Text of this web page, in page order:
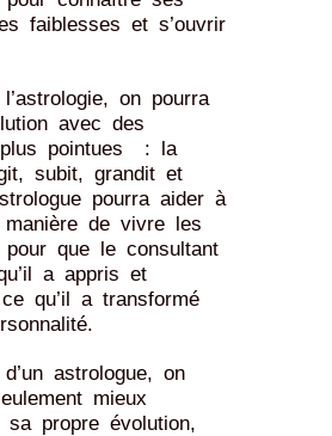
faiblesses et s’ouvrir
on pourra
avec des
plus pointues : la
subit, grandit et
pourra aider à
de vivre les
pour que le consultant
a appris et
qu’il a transformé
astrologue, on
mieux
sa propre évolution,